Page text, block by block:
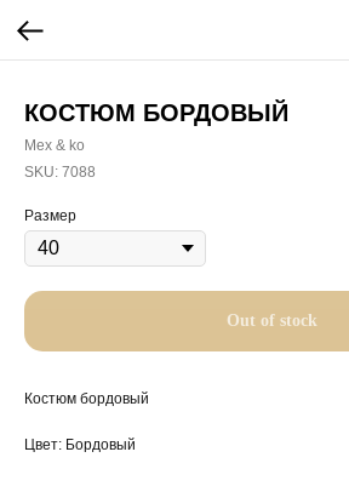
КОСТЮМ БОРДОВЫЙ
Mex & ko
SKU: 7088
Размер
Out of stock
Костюм бордовый
Цвет: Бордовый